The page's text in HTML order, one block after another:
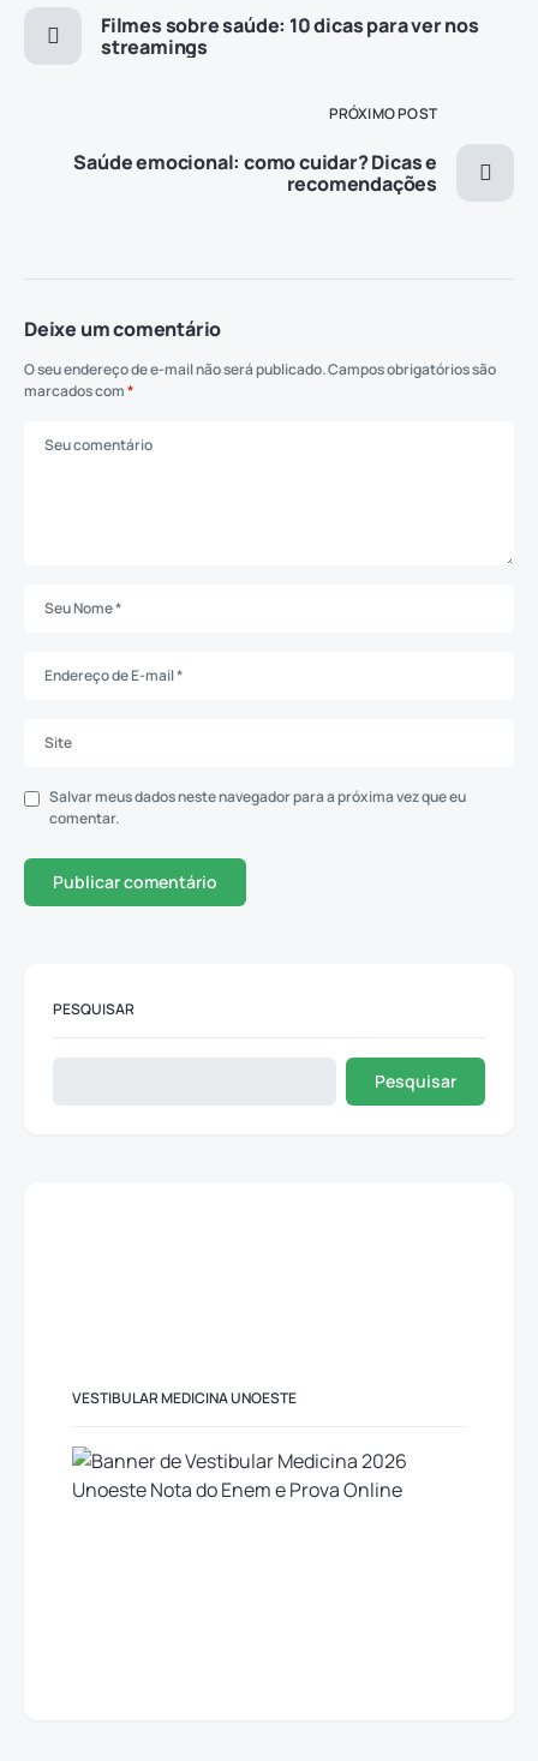
Filmes sobre saúde: 10 dicas para ver nos
streamings
PRÓXIMO POST
Saúde emocional: como cuidar? Dicas e
recomendações
Deixe um comentário
O seu endereço de e-mail não será publicado.Campos obrigatórios são
marcados com*
Salvar meus dados neste navegador para a próxima vez que eu
comentar.
PESQUISAR
Pesquisar
VESTIBULAR MEDICINA UNOESTE